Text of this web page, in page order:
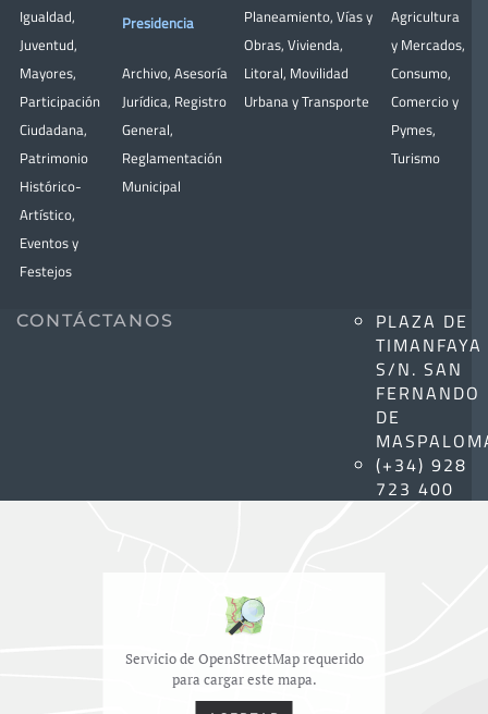
Igualdad,
Juventud,
Mayores,
Participación
Ciudadana,
Patrimonio
Histórico-
Artístico,
Eventos y
Festejos
Presidencia
Archivo, Asesoría
Jurídica, Registro
General,
Reglamentación
Municipal
Planeamiento, Vías y
Obras, Vivienda,
Litoral, Movilidad
Urbana y Transporte
Agricultura
y Mercados,
Consumo,
Comercio y
Pymes,
Turismo
CONTÁCTANOS
PLAZA DE
TIMANFAYA
S/N. SAN
FERNANDO
DE
(+34) 928
723 400
Servicio de OpenStreetMap requerido
para cargar este mapa.